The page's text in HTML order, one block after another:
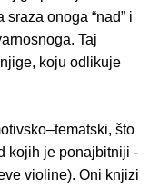
onoga “nad” i
Taj
koju odlikuje
što
kojih je ponajbitniji -
violine). Oni knjizi